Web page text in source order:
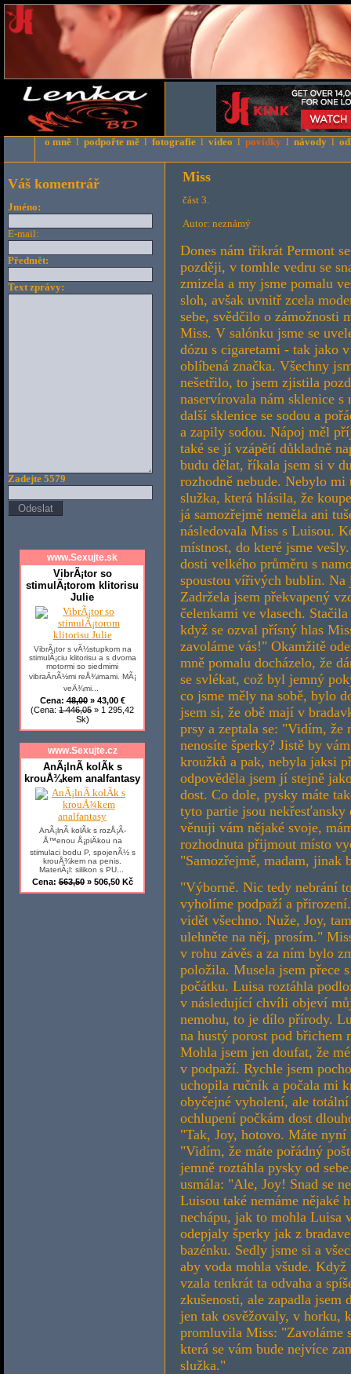
o mně l podpořte mě l fotografie l video l povídky l návody l
Miss
část 3.
Autor: neznámý
Dones nám třikrát Permont
později, v tomhle vedru se
zmizela a my jsme pomalu
sloh, avšak uvnitř zcela
sebe, svědčilo o zámožnosti
Miss. V salónku jsme se
dózu s cigaretami - tak jako
oblíbená značka. Všechny
nešetřilo, to jsem zjistila
naservírovala nám sklenice
další sklenice se sodou a
a zapily sodou. Nápoj měl
také se jí vzápětí důkladně
budu dělat, říkala jsem si v
rozhodně nebude. Nebylo
služka, která hlásila, že
já samozřejmě neměla ani
následovala Miss s Luisou.
místnost, do které jsme
dosti velkého průměru s
spoustou vířivých bublin.
Zadržela jsem překvapený
čelenkami ve vlasech.
když se ozval přísný hlas
zavoláme vás!" Okamžitě
mně pomalu docházelo, že
se svlékat, což byl jemný
co jsme měly na sobě, bylo
jsem si, že obě mají v
prsy a zeptala se: "Vidím, že
nenosíte šperky? Jistě by
kroužků a pak, nebyla jaksi
odpověděla jsem jí stejně
dost. Co dole, pysky máte
tyto partie jsou
věnuji vám nějaké svoje,
rozhodnuta přijmout místo
"Samozřejmě, madam, jinak
"Výborně. Nic tedy nebrání
vyholíme podpaží a
vidět všechno. Nuže, Joy,
ulehněte na něj, prosím."
v rohu závěs a za ním bylo
položila. Musela jsem přece
počátku. Luisa roztáhla
v následující chvíli objeví
nemohu, to je dílo přírody.
na hustý porost pod břichem
Mohla jsem jen doufat, že
v podpaží. Rychle jsem
uchopila ručník a počala mi
obyčejné vyholení, ale
ochlupení počkám dost
"Tak, Joy, hotovo. Máte
"Vidím, že máte pořádný
jemně roztáhla pysky od
usmála: "Ale, Joy! Snad se
Luisou také nemáme nějaké
nechápu, jak to mohla Luisa
odepjaly šperky jak z
bazénku. Sedly jsme si a
aby voda mohla všude.
vzala tenkrát ta odvaha a
zkušenosti, ale zapadla
jen tak osvěžovaly, v horku,
promluvila Miss: "Zavoláme
která se vám bude nejvíce
služka."
Váš komentrář
Jméno:
E-mail:
Předmět:
Text zprávy:
Zadejte 5579
www.Sexujte.sk
VibrÃ¡tor so
stimulÃ¡torom klitorisu
Julie
VibrÃ¡tor s vÃ½stupkom na
stimulÃ¡ciu klitorisu a s dvoma
motormi so siedmimi
vibraÄnÃ½mi reÅ¾imami. MÃ¡
veÄ¾mi...
Cena:48,00» 43,00 €
(Cena: 1 446,05 » 1 295,42
Sk)
www.Sexujte.cz
AnÃ¡lnÃ­ kolÃ­k s
krouÅ¾kem analfantasy
AnÃ¡lnÃ­ kolÃ­k s rozÅ¡Ã­
Å™enou Å¡piÄkou na
stimulaci bodu P, spojenÃ½ s
krouÅ¾kem na penis.
MateriÃ¡l: silikon s PU...
Cena:563,50» 506,50 Kč